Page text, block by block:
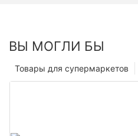
ВЫ МОГЛИ БЫ
Товары для супермаркетов